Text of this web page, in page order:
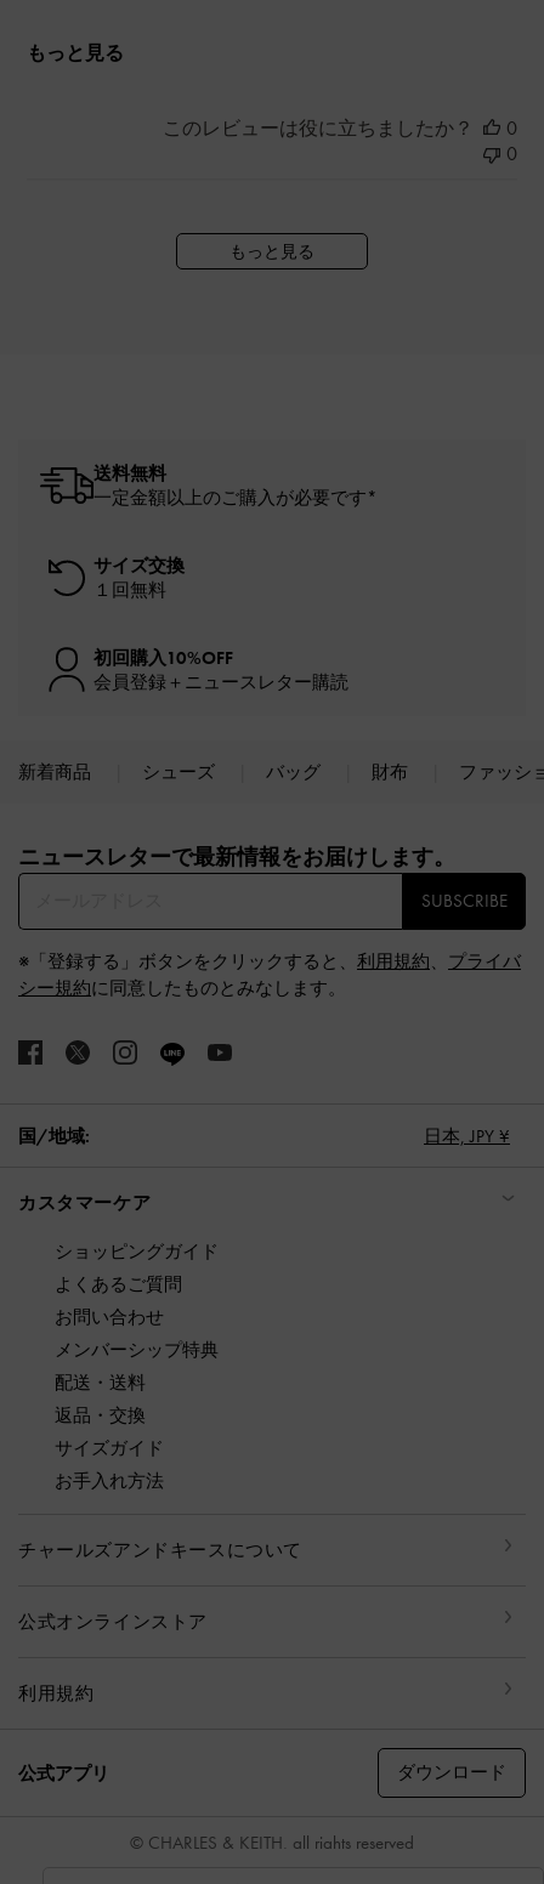
もっと見る
このレビューは役に立ちましたか？
0
0
もっと見る
送料無料
一定金額以上のご購入が必要です*
サイズ交換
１回無料
初回購入10%OFF
会員登録＋ニュースレター購読
新着商品 シューズ バッグ 財布 ファッシ
ニュースレターで最新情報をお届けします。​
SUBSCRIBE
※「登録する」ボタンをクリックすると、 利用規約、 プライバ
シー規約に同意したものとみなします。
国/地域: 日本, JPY ¥
カスタマーケア
ショッピングガイド
よくあるご質問
お問い合わせ
メンバーシップ特典
配送・送料
返品・交換
サイズガイド
お手入れ方法
チャールズアンドキースについて
公式オンラインストア
利用規約
公式アプリ ダウンロード
© CHARLES & KEITH, all rights reserved